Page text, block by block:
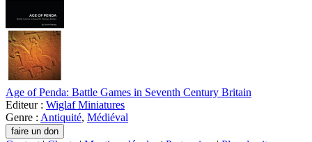
Age of Penda: Battle Games in Seventh Century Britain
Editeur : Wiglaf Miniatures
Genre : Antiquité, Médiéval